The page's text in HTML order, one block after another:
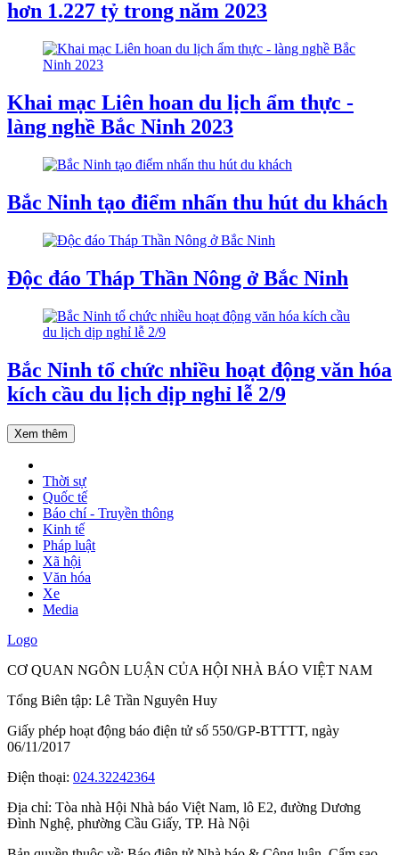
hơn 1.227 tỷ trong năm 2023
Khai mạc Liên hoan du lịch ẩm thực -
làng nghề Bắc Ninh 2023
Bắc Ninh tạo điểm nhấn thu hút du khách
Độc đáo Tháp Thần Nông ở Bắc Ninh
Bắc Ninh tổ chức nhiều hoạt động văn hóa
kích cầu du lịch dịp nghỉ lễ 2/9
Xem thêm
Thời sự
Quốc tế
Báo chí - Truyền thông
Kinh tế
Pháp luật
Xã hội
Văn hóa
Xe
Media
Logo
CƠ QUAN NGÔN LUẬN CỦA HỘI NHÀ BÁO VIỆT NAM
Tổng Biên tập: Lê Trần Nguyên Huy
Giấy phép hoạt động báo điện tử số 550/GP-BTTTT, ngày
06/11/2017
Điện thoại: 024.32242364
Địa chỉ: Tòa nhà Hội Nhà báo Việt Nam, lô E2, đường Dương
Đình Nghệ, phường Cầu Giấy, TP. Hà Nội